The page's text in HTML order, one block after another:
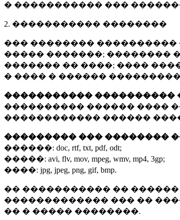
� ����������� ���
2. ����������� ��������
��� ��������
����� �������; ��������
������� �� ����; ����
� ���� � ������
����������� ����������
���������� ������ ����
������������ ������
��������� ��� ��������
������: doc, rtf, txt, pdf, odt;
�����: avi, flv, mov, mpeg, wmv, mp4, 3gp;
����: jpg, jpeg, png, gif, bmp.
�� ����������� ��
������������� ��� ��
�� � ����� ��������.